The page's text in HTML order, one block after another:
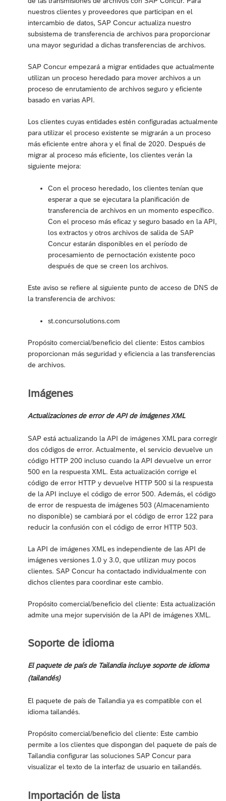
nuestros clientes y proveedores que participan en el
intercambio de datos, SAP Concur actualiza nuestro
subsistema de transferencia de archivos para proporcionar
una mayor seguridad a dichas transferencias de archivos.
SAP Concur empezará a migrar entidades que actualmente
utilizan un proceso heredado para mover archivos a un
proceso de enrutamiento de archivos seguro y eficiente
basado en varias API.
Los clientes cuyas entidades estén configuradas actualmente
para utilizar el proceso existente se migrarán a un proceso
más eficiente entre ahora y el final de 2020. Después de
migrar al proceso más eficiente, los clientes verán la
siguiente mejora:
Con el proceso heredado, los clientes tenían que
esperar a que se ejecutara la planificación de
transferencia de archivos en un momento específico.
Con el proceso más eficaz y seguro basado en la API,
los extractos y otros archivos de salida de SAP
Concur estarán disponibles en el período de
procesamiento de pernoctación existente poco
después de que se creen los archivos.
Este aviso se refiere al siguiente punto de acceso de DNS de
la transferencia de archivos:
st.concursolutions.com
Propósito comercial/beneficio del cliente: Estos cambios
proporcionan más seguridad y eficiencia a las transferencias
de archivos.
Imágenes
Actualizaciones de error de API de imágenes XML
SAP está actualizando la API de imágenes XML para corregir
dos códigos de error. Actualmente, el servicio devuelve un
código HTTP 200 incluso cuando la API devuelve un error
500 en la respuesta XML. Esta actualización corrige el
código de error HTTP y devuelve HTTP 500 si la respuesta
de la API incluye el código de error 500. Además, el código
de error de respuesta de imágenes 503 (Almacenamiento
no disponible) se cambiará por el código de error 122 para
reducir la confusión con el código de error HTTP 503.
La API de imágenes XML es independiente de las API de
imágenes versiones 1.0 y 3.0, que utilizan muy pocos
clientes. SAP Concur ha contactado individualmente con
dichos clientes para coordinar este cambio.
Propósito comercial/beneficio del cliente: Esta actualización
admite una mejor supervisión de la API de imágenes XML.
Soporte de idioma
El paquete de país de Tailandia incluye soporte de idioma
(tailandés)
El paquete de país de Tailandia ya es compatible con el
idioma tailandés.
Propósito comercial/beneficio del cliente: Este cambio
permite a los clientes que dispongan del paquete de país de
Tailandia configurar las soluciones SAP Concur para
visualizar el texto de la interfaz de usuario en tailandés.
Importación de lista